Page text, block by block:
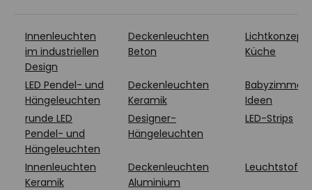
Innenleuchten
im industriellen
Design
Deckenleuchten
Beton
Lichtkonzept
Küche
LED Pendel- und
Hängeleuchten
Deckenleuchten
Keramik
Babyzimmer
Ideen
runde LED
Pendel- und
Hängeleuchten
Designer-
Hängeleuchten
LED-Strips
Innenleuchten
Keramik
Deckenleuchten
Aluminium